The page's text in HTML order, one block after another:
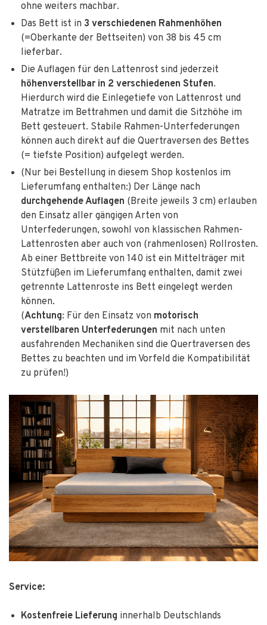
ohne weiters machbar.
Das Bett ist in 3 verschiedenen Rahmenhöhen
(=Oberkante der Bettseiten) von 38 bis 45 cm
lieferbar.
Die Auflagen für den Lattenrost sind jederzeit
höhenverstellbar in 2 verschiedenen Stufen.
Hierdurch wird die Einlegetiefe von Lattenrost und
Matratze im Bettrahmen und damit die Sitzhöhe im
Bett gesteuert. Stabile Rahmen-Unterfederungen
können auch direkt auf die Quertraversen des Bettes
(= tiefste Position) aufgelegt werden.
(Nur bei Bestellung in diesem Shop kostenlos im
Lieferumfang enthalten:) Der Länge nach
durchgehende Auflagen (Breite jeweils 3 cm) erlauben
den Einsatz aller gängigen Arten von
Unterfederungen, sowohl von klassischen Rahmen-
Lattenrosten aber auch von (rahmenlosen) Rollrosten.
Ab einer Bettbreite von 140 ist ein Mittelträger mit
Stützfüßen im Lieferumfang enthalten, damit zwei
getrennte Lattenroste ins Bett eingelegt werden
können.
(Achtung: Für den Einsatz von motorisch
verstellbaren Unterfederungen mit nach unten
ausfahrenden Mechaniken sind die Quertraversen des
Bettes zu beachten und im Vorfeld die Kompatibilität
zu prüfen!)
Service:
Kostenfreie Lieferung innerhalb Deutschlands